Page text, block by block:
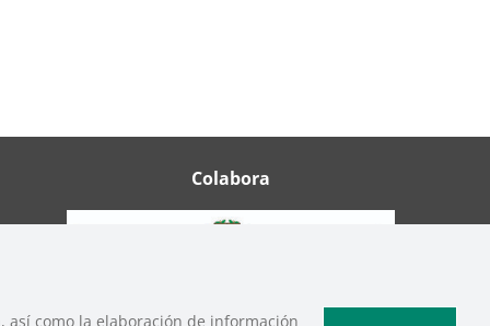
Colabora
como la elaboración de información